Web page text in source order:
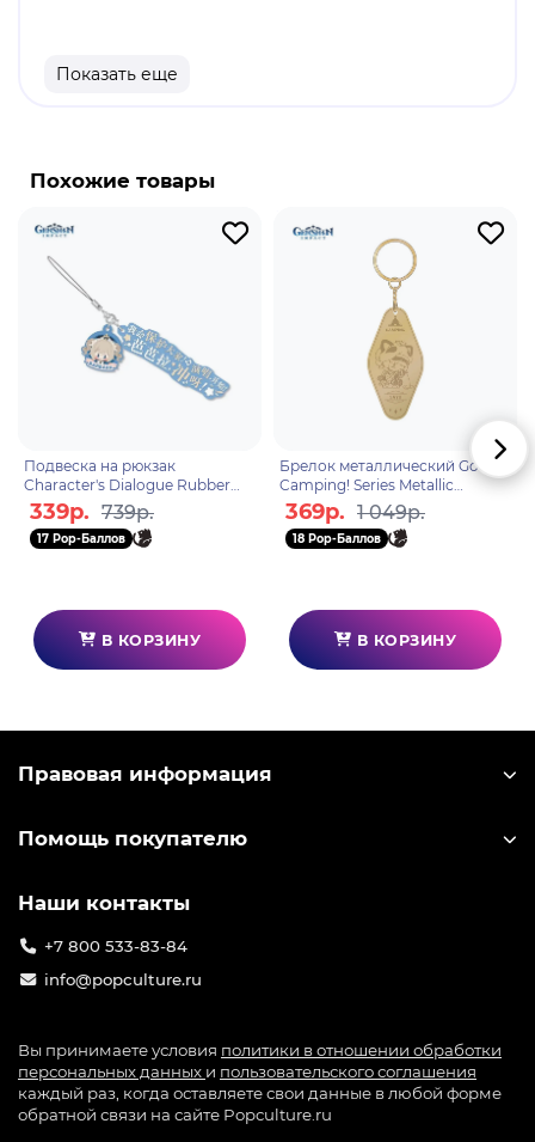
Оригинальный и официально лицензированный
Каэдэхара Казуха - пятизвездочный персонаж
персонаж поддержки и саб-дпс и может очень
комфортно вписаться в большинство команд.
Даже без созвездий Казуха исключительно силен
и может выполнять работу многих других
персонажей Анемо, при этом сам нанося
большой урон.
Показать еще
Похожие товары
Подвеска на рюкзак
Character's Dialogue Rubber
Straps Barbara 6974696614336
339р. 739р.
17 Pop-Баллов
В КОРЗИНУ
Брелок металлический Go
Camping! Series Metallic
Keychain Sayu 6975213688434
369р. 1 049р.
18 Pop-Баллов
В КОРЗИНУ
Правовая информация
Помощь покупателю
Наши контакты
+7 800 533-83-84
info@popculture.ru
Вы принимаете условия политики в отношении обработки
персональных данных и пользовательского соглашения
каждый раз, когда оставляете свои данные в любой форме
обратной связи на сайте Popculture.ru